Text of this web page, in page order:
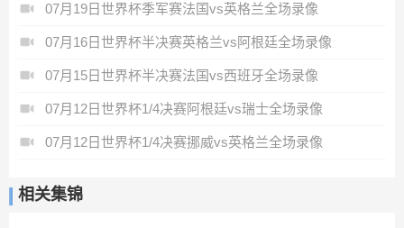
07月19日世界杯季军赛法国vs英格兰全场录像
07月16日世界杯半决赛英格兰vs阿根廷全场录像
07月15日世界杯半决赛法国vs西班牙全场录像
07月12日世界杯1/4决赛阿根廷vs瑞士全场录像
07月12日世界杯1/4决赛挪威vs英格兰全场录像
相关集锦